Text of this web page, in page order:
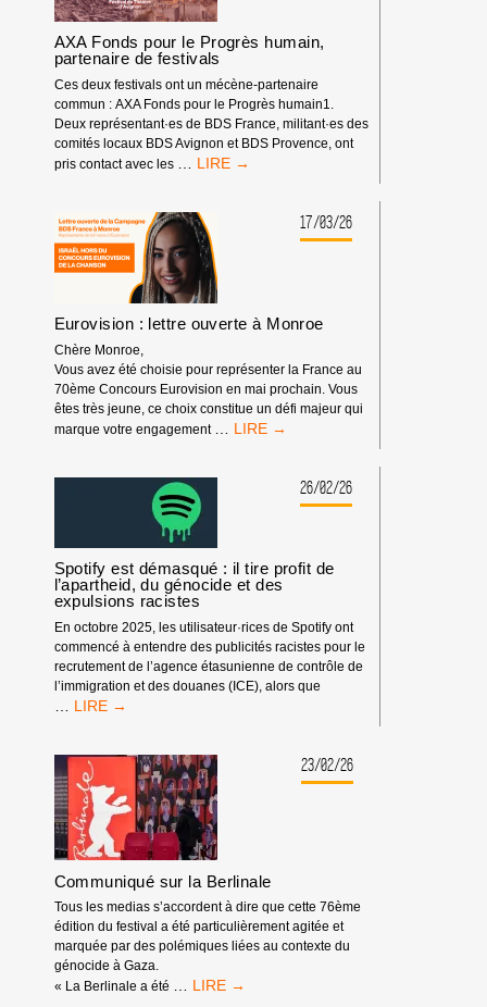
UN
BOYCOTT
PRÉCÉDENT
AXA Fonds pour le Progrès humain,
partenaire de festivals
Ces deux festivals ont un mécène-partenaire
commun : AXA Fonds pour le Progrès humain1.
Deux représentant·es de BDS France, militant·es des
comités locaux BDS Avignon et BDS Provence, ont
pris contact avec les
AXA
LE
PROGRÈS
HUMAIN,
PARTENAIRE
DE
FESTIVALS
17/03/26
Eurovision : lettre ouverte à Monroe
Chère Monroe,
Vous avez été choisie pour représenter la France au
70ème Concours Eurovision en mai prochain. Vous
êtes très jeune, ce choix constitue un défi majeur qui
marque votre engagement
EUROVISION
OUVERTE26/02/26
Spotify est démasqué : il tire profit de
l’apartheid, du génocide et des
expulsions racistes
En octobre 2025, les utilisateur·rices de Spotify ont
commencé à entendre des publicités racistes pour le
recrutement de l’agence étasunienne de contrôle de
l’immigration et des douanes (ICE), alors que
SPOTIFY
:
IL
TIRE
PROFIT
DE
L’APARTHEID,
DU
GÉNOCIDE
ET
DES
EXPULSIONS
RACISTES
23/02/26
Communiqué sur la Berlinale
Tous les medias s’accordent à dire que cette 76ème
édition du festival a été particulièrement agitée et
marquée par des polémiques liées au contexte du
génocide à Gaza.
« La Berlinale a été
COMMUNIQUÉ